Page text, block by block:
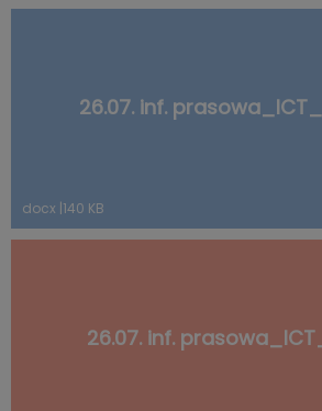
26.07. inf.
docx |140 KB
26.07. inf.